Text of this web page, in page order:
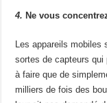
4. Ne vous
Les appareils mobiles
sortes de capteurs qui
à faire que de
milliers de fois des